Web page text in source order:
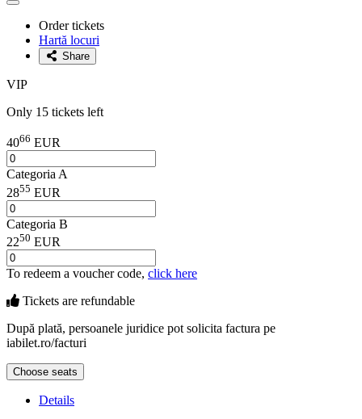
Adaugă
favoriteOrder tickets
Hartă locuri
Share
VIP
Only 15 tickets left
4066 EUR
Categoria A
2855 EUR
Categoria B
2250 EUR
To redeem a voucher code, click here
Tickets are refundable
După plată, persoanele juridice pot solicita factura pe
iabilet.ro/facturi
Choose seats
Details